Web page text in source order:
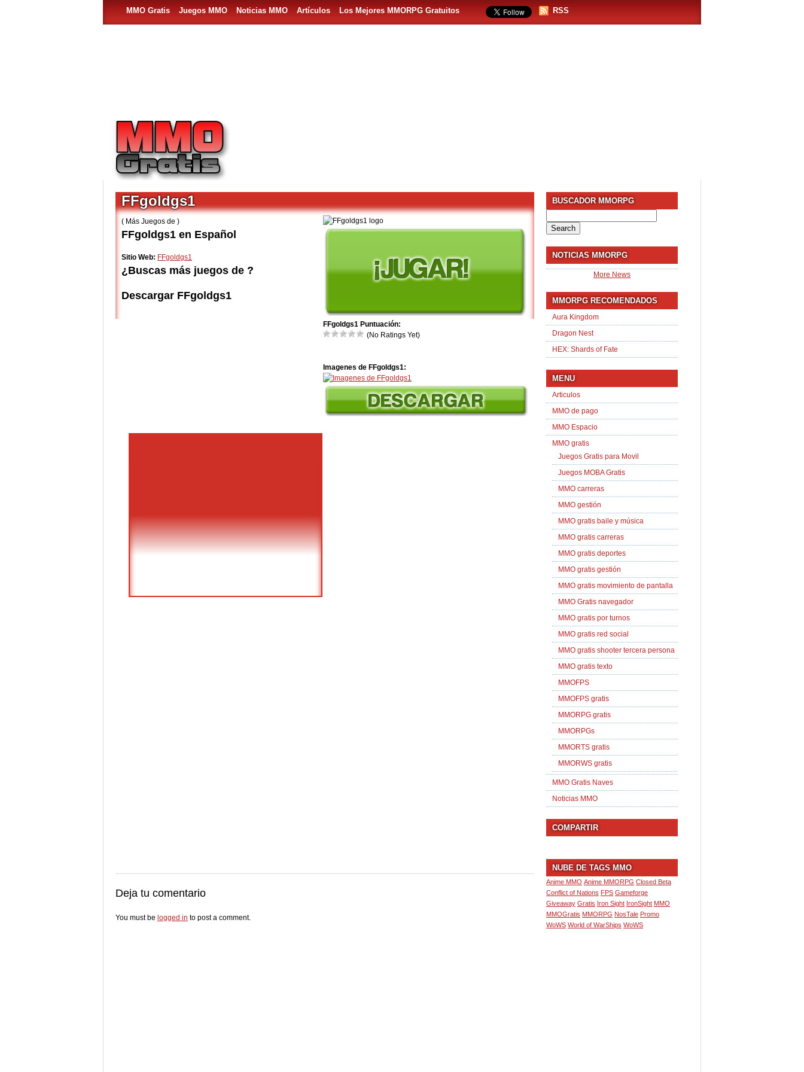
MMO Gratis Juegos MMO Noticias MMO Artículos Los Mejores MMORPG Gratuitos RSS
FFgoldgs1 Puntuación:
(No Ratings Yet)
Imagenes de FFgoldgs1:
FFgoldgs1
( Más Juegos de )
FFgoldgs1 en Español
Sitio Web: FFgoldgs1
¿Buscas más juegos de ?
Descargar FFgoldgs1
Deja tu comentario
You must be logged in to post a comment.
BUSCADOR MMORPG
for:
NOTICIAS MMORPG
More News
MMORPG RECOMENDADOS
Aura Kingdom
Dragon Nest
HEX: Shards of Fate
MENU
Articulos
MMO de pago
MMO Espacio
MMO gratis
Juegos Gratis para Movil
Juegos MOBA Gratis
MMO carreras
MMO gestión
MMO gratis baile y música
MMO gratis carreras
MMO gratis deportes
MMO gratis gestión
MMO gratis movimiento de pantalla
MMO Gratis navegador
MMO gratis por turnos
MMO gratis red social
MMO gratis shooter tercera persona
MMO gratis texto
MMOFPS
MMOFPS gratis
MMORPG gratis
MMORPGs
MMORTS gratis
MMORWS gratis
MMO Gratis Naves
Noticias MMO
COMPARTIR
NUBE DE TAGS MMO
Anime MMO Anime MMORPG Closed Beta
Conflict of Nations FPS Gameforge
Giveaway Gratis Iron Sight IronSight MMO
MMOGratis MMORPG NosTale Promo
WoWS World of WarShips WoWS